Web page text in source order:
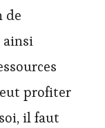
de
ainsi
profiter
il faut